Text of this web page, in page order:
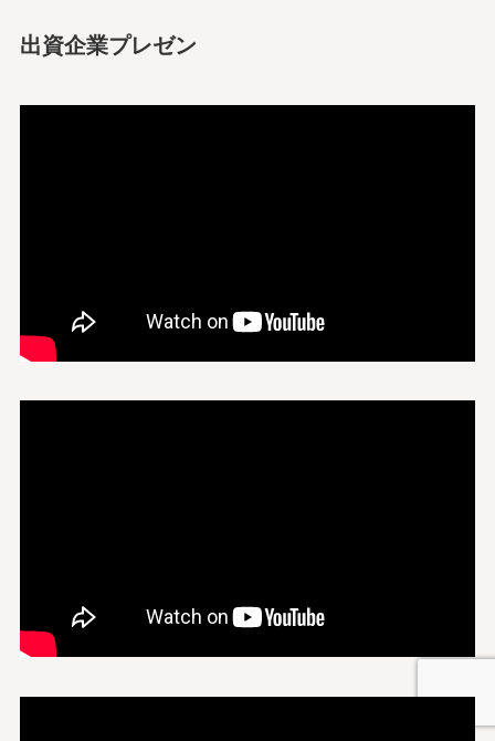
出資企業プレゼン